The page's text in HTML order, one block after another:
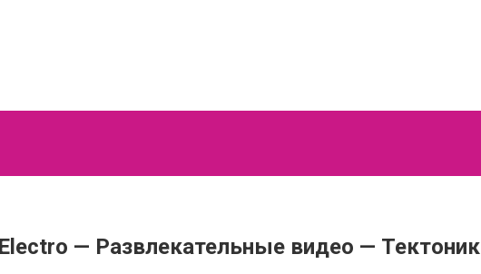
— Развлекательные видео — Тектоник